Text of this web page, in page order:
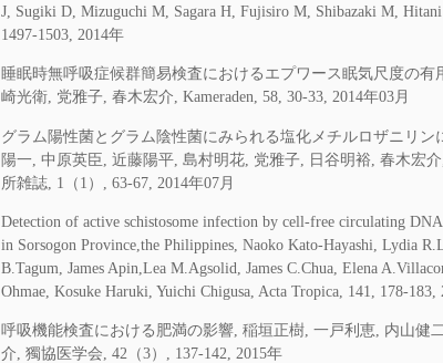
J, Sugiki D, Mizuguchi M, Sagara H, Fujisiro M, Shibazaki M,
1497-1503, 2014年
睡眠時無呼吸症候群簡易検査におけるエプワース眠気尺度の
崎光衛, 党雅子, 春木宏介, Kameraden, 58, 30-33, 2014年03月
グラム陽性菌とグラム陰性菌にみられる塩化メチルロザニリ
陽一, 中原英臣, 近藤陽平, 島村明花, 党雅子, 日谷明裕, 春木宏
所雑誌, 1（1）, 63-67, 2014年07月
Detection of active schistosome infection by cell-free circulating
in Sorsogon Province,the Philippines, Naoko Kato-Hayashi, Lydia
B.Tagum, James Apin,Lea M.Agsolid, James C.Chua, Elena
Ohmae, Kosuke Haruki, Yuichi Chigusa, Acta Tropica, 141, 178-183,
呼吸機能検査における肥満の影響, 稲垣正樹, 一戸利恵, 内山健
介, 獨協医学会, 42（3）, 137-142, 2015年